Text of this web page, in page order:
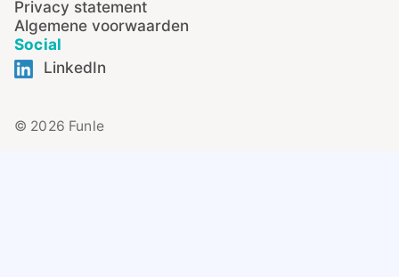
Privacy statement
Algemene voorwaarden
Social
LinkedIn
© 2026 Funle